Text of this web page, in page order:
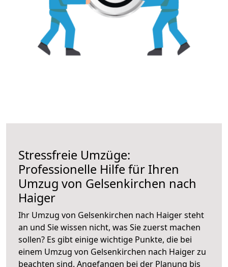
Stressfreie Umzüge:
Professionelle Hilfe für Ihren
Umzug von Gelsenkirchen nach
Haiger
Ihr Umzug von Gelsenkirchen nach Haiger steht
an und Sie wissen nicht, was Sie zuerst machen
sollen? Es gibt einige wichtige Punkte, die bei
einem Umzug von Gelsenkirchen nach Haiger zu
beachten sind. Angefangen bei der Planung bis